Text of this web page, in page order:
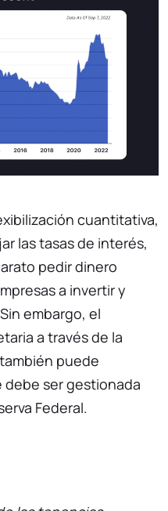
cuantitativa,
las tasas de interés,
pedir dinero
a invertir y
embargo, el
a través de la
puede
ser gestionada
Federal.